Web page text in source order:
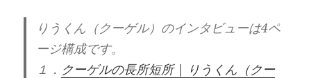
りうくん（クーゲル）のインタビューは4ペ
ージ構成です。
１． クーゲルの長所短所 | りうくん（クー